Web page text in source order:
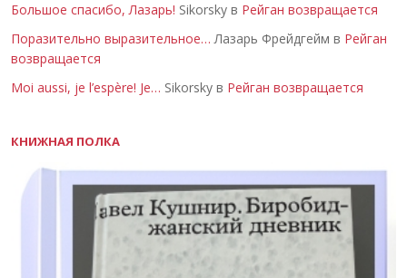
Большое спасибо, Лазарь! Sikorsky в Рейган возвращается
Поразительно выразительное… Лазарь Фрейдгейм в Рейган
возвращается
Moi aussi, je l’espère! Je… Sikorsky в Рейган возвращается
КНИЖНАЯ ПОЛКА